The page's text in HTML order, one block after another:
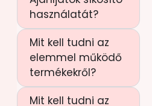
használatát?
Mit kell tudni az
elemmel működő
termékekről?
Mit kell tudni az